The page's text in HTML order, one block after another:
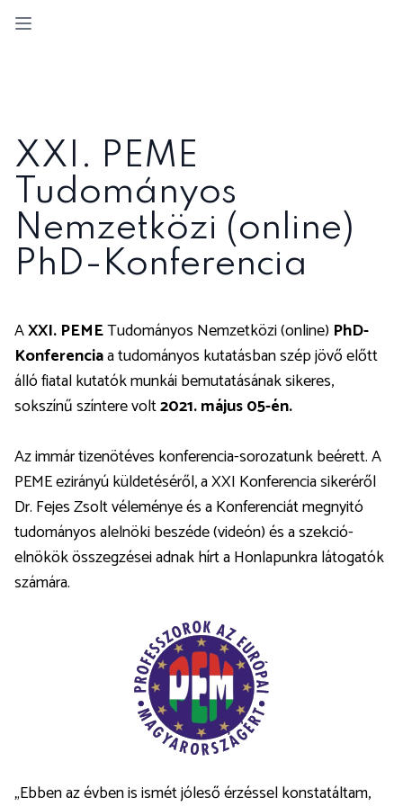
Open sidebar
XXI. PEME
Tudományos
Nemzetközi (online)
PhD-Konferencia
AXXI. PEMETudományos Nemzetközi (online) PhD-
Konferenciaa tudományos kutatásban szép jövő előtt
álló fiatal kutatók munkái bemutatásának sikeres,
sokszínű színtere volt2021. május 05-én.
Az immár tizenötéves konferencia-sorozatunk beérett. A
PEME ezirányú küldetéséről, a XXI Konferencia sikeréről
Dr. Fejes Zsolt véleménye és a Konferenciát megnyitó
tudományos alelnöki beszéde (videón) és a szekció-
elnökök összegzései adnak hírt a Honlapunkra látogatók
számára.
„Ebben az évben is ismét jóleső érzéssel konstatáltam,